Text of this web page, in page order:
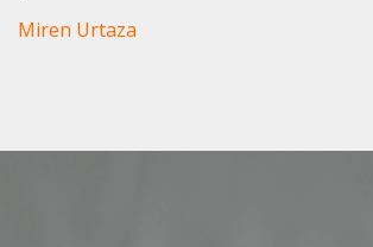
Miren Urtaza